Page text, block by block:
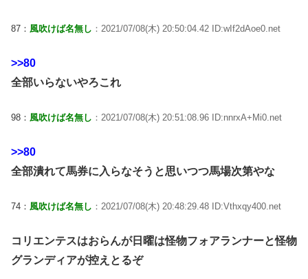
87： 風吹けば名無し ：2021/07/08(木) 20:50:04.42 ID:wIf2dAoe0.net
>>80
全部いらないやろこれ
98： 風吹けば名無し ：2021/07/08(木) 20:51:08.96 ID:nnrxA+Mi0.net
>>80
全部潰れて馬券に入らなそうと思いつつ馬場次第やな
74： 風吹けば名無し ：2021/07/08(木) 20:48:29.48 ID:Vthxqy400.net
コリエンテスはおらんが日曜は怪物フォアランナーと怪物
グランディアが控えとるぞ